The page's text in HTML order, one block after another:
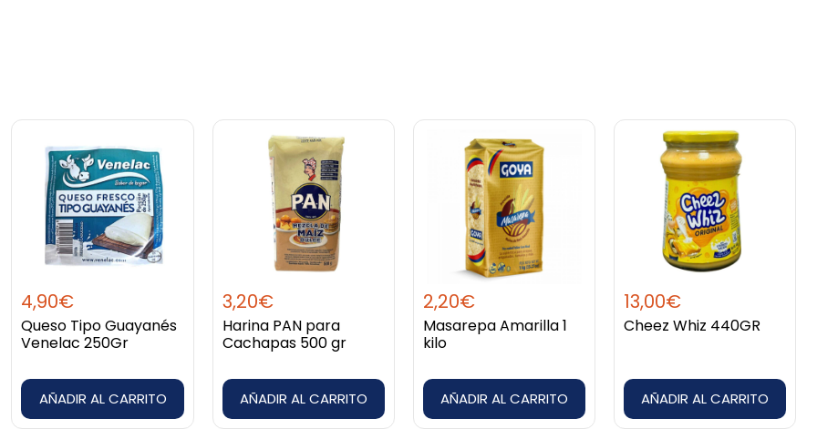
Vnzla, con este producto no hay pele, lo que pagas es lo que es
4,90€
Queso Tipo Guayanés
Venelac 250Gr
AÑADIR AL CARRITO
3,20€
Harina PAN para
Cachapas 500 gr
AÑADIR AL CARRITO
2,20€
Masarepa Amarilla 1
kilo
AÑADIR AL CARRITO
13,00€
Cheez Whiz 440GR
AÑADIR AL CARRITO